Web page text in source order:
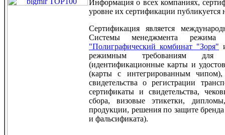
Информация о всех компаниях,
уровне их сертификации публикуется
Сертификация является
Системы менеджмента
"Полиграфический комбинат "Зоря"
режимным требованиям для
(идентификационные карты и
(карты с интегрированным чипом),
свидетельства о регистрации
сертификаты и свидетельства,
сбора, визовые этикетки,
продукции, решения по защите
и фальсификата).